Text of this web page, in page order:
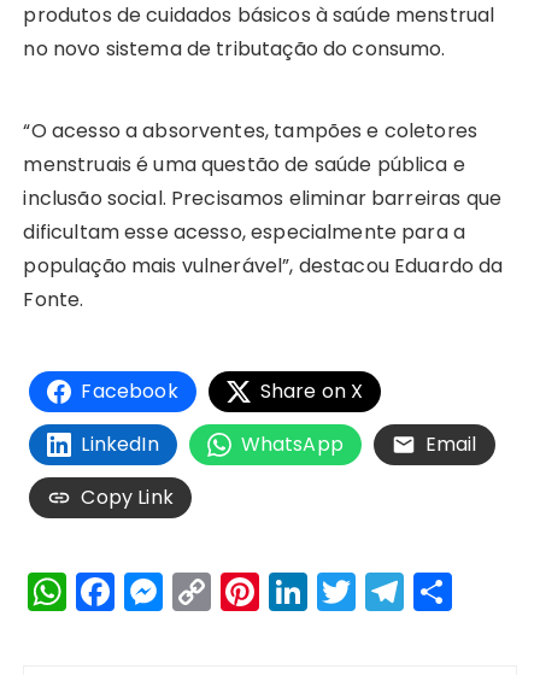
produtos de cuidados básicos à saúde menstrual
no novo sistema de tributação do consumo.
“O acesso a absorventes, tampões e coletores
menstruais é uma questão de saúde pública e
inclusão social. Precisamos eliminar barreiras que
dificultam esse acesso, especialmente para a
população mais vulnerável”, destacou Eduardo da
Fonte.
Facebook
Share on X
LinkedIn
WhatsApp
Email
Copy Link
W
h
F
a
M
e
C
o
Pi
n
Li
n
T
w
T
el